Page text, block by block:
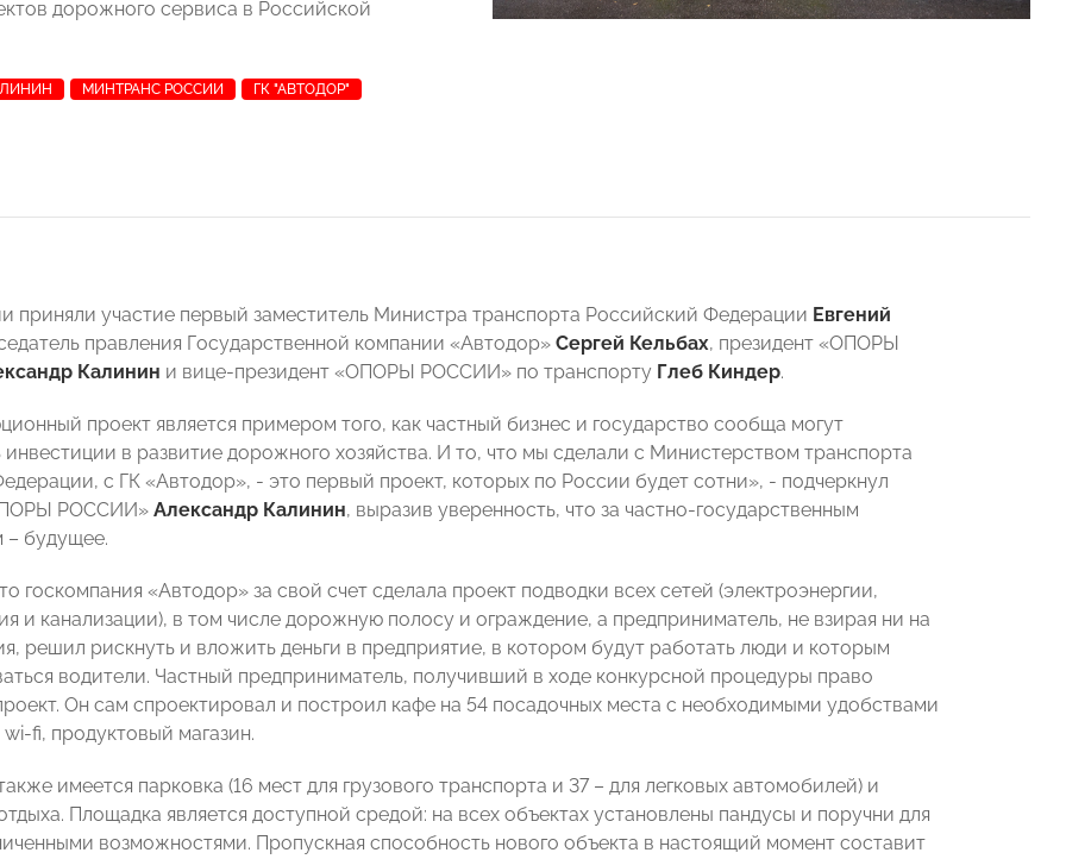
дорожного сервиса в Российской
МИНТРАНС РОССИИ ГК "АВТОДОР"
приняли участие первый заместитель Министра транспорта Российский Федерации Евгений
правления Государственной компании «Автодор» Сергей Кельбах, президент «ОПОРЫ
Калинин и вице-президент «ОПОРЫ РОССИИ» по транспорту Глеб Киндер.
проект является примером того, как частный бизнес и государство сообща могут
инвестиции в развитие дорожного хозяйства. И то, что мы сделали с Министерством транспорта
с ГК «Автодор», - это первый проект, которых по России будет сотни», - подчеркнул
РОССИИ» Александр Калинин, выразив уверенность, что за частно-государственным
– будущее.
госкомпания «Автодор» за свой счет сделала проект подводки всех сетей (электроэнергии,
и канализации), в том числе дорожную полосу и ограждение, а предприниматель, не взирая ни на
решил рискнуть и вложить деньги в предприятие, в котором будут работать люди и которым
водители. Частный предприниматель, получивший в ходе конкурсной процедуры право
Он сам спроектировал и построил кафе на 54 посадочных места с необходимыми удобствами
fi, продуктовый магазин.
имеется парковка (16 мест для грузового транспорта и 37 – для легковых автомобилей) и
Площадка является доступной средой: на всех объектах установлены пандусы и поручни для
возможностями. Пропускная способность нового объекта в настоящий момент составит